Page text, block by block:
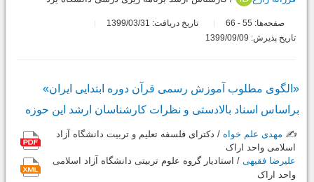
صفحه‌ها: 55
-
تاریخ دریافت: 1399/03/31
تاریخ پذیرش: 1399/09/09
«الگوی مطلوب آموزش رسمی ‌قرآن دوره ابتدایی ایران»
براساس اسناد بالادستی و نظرات کارشناسان ارشد این حوزه
✍️ مهدی علم خواه / دکترای فلسفه تعلیم و تربیت دانشگاه آزاد
اسلامی واحد اراک
علیرضا فقیهی / استادیار گروه علوم تربیتی دانشگاه آزاد اسلامی
واحد اراک